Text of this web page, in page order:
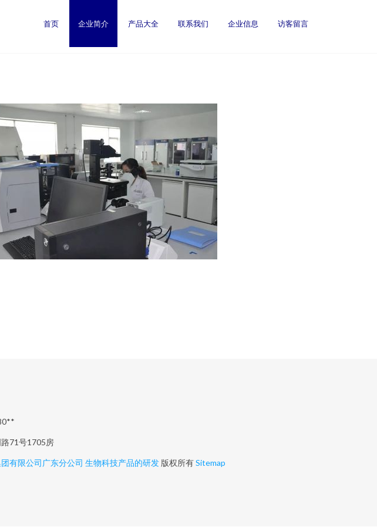
首页 企业简介 产品大全 联系我们 企业信息 访客留言
71号1705房
有限公司广东分公司 生物科技产品的研发版权所有Sitemap